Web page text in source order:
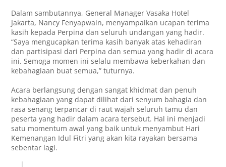
Dalam sambutannya, General Manager Vasaka Hotel
Jakarta, Nancy Fenyapwain, menyampaikan ucapan terima
kasih kepada Perpina dan seluruh undangan yang hadir.
“Saya mengucapkan terima kasih banyak atas kehadiran
dan partisipasi dari Perpina dan semua yang hadir di acara
ini. Semoga momen ini selalu membawa keberkahan dan
kebahagiaan buat semua,” tuturnya.
Acara berlangsung dengan sangat khidmat dan penuh
kebahagiaan yang dapat dilihat dari senyum bahagia dan
rasa senang terpancar di raut wajah seluruh tamu dan
peserta yang hadir dalam acara tersebut. Hal ini menjadi
satu momentum awal yang baik untuk menyambut Hari
Kemenangan Idul Fitri yang akan kita rayakan bersama
sebentar lagi.